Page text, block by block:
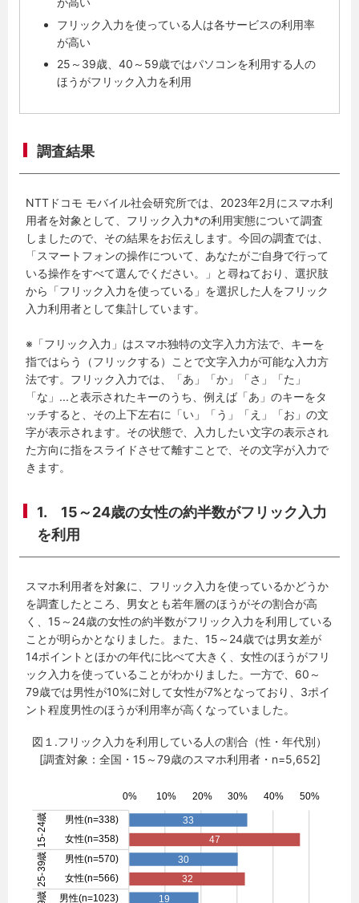
フリック入力を使っている人は各サービスの利用率
が高い
25～39歳、40～59歳ではパソコンを利用する人の
ほうがフリック入力を利用
調査結果
NTTドコモ モバイル社会研究所では、2023年2月にスマホ利
用者を対象として、フリック入力*の利用実態について調査
しましたので、その結果をお伝えします。今回の調査では、
「スマートフォンの操作について、あなたがご自身で行って
いる操作をすべて選んでください。」と尋ねており、選択肢
から「フリック入力を使っている」を選択した人をフリック
入力利用者として集計しています。
※「フリック入力」はスマホ独特の文字入力方法で、キーを
指ではらう（フリックする）ことで文字入力が可能な入力方
法です。フリック入力では、「あ」「か」「さ」「た」
「な」...と表示されたキーのうち、例えば「あ」のキーをタ
ッチすると、その上下左右に「い」「う」「え」「お」の文
字が表示されます。その状態で、入力したい文字の表示され
た方向に指をスライドさせて離すことで、その文字が入力で
きます。
1. 15～24歳の女性の約半数がフリック入力
を利用
スマホ利用者を対象に、フリック入力を使っているかどうか
を調査したところ、男女とも若年層のほうがその割合が高
く、15～24歳の女性の約半数がフリック入力を利用している
ことが明らかとなりました。また、15～24歳では男女差が
14ポイントとほかの年代に比べて大きく、女性のほうがフリ
ック入力を使っていることがわかりました。一方で、60～
79歳では男性が10%に対して女性が7%となっており、3ポイ
ント程度男性のほうが利用率が高くなっていました。
図１.フリック入力を利用している人の割合（性・年代別）
[調査対象：全国・15～79歳のスマホ利用者・n=5,652]